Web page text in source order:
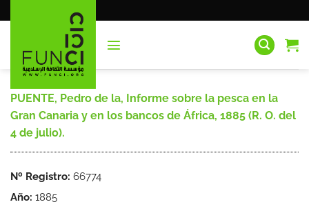
al
PUENTE, Pedro de la, Informe sobre la pesca en la
Gran Canaria y en los bancos de África, 1885 (R. O. del
4 de julio).
Nº Registro: 66774
Año: 1885